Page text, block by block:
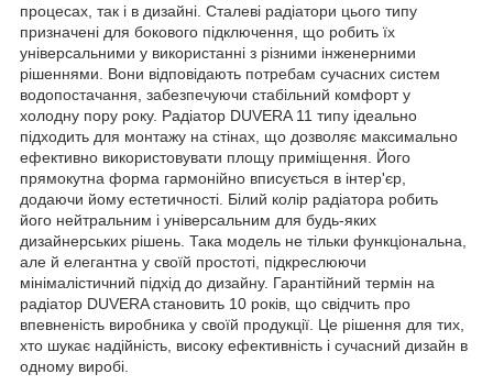
процесах, так і в дизайні. Сталеві радіатори цього типу
призначені для бокового підключення, що робить їх
універсальними у використанні з різними інженерними
рішеннями. Вони відповідають потребам сучасних систем
водопостачання, забезпечуючи стабільний комфорт у
холодну пору року. Радіатор DUVERA 11 типу ідеально
підходить для монтажу на стінах, що дозволяє максимально
ефективно використовувати площу приміщення. Його
прямокутна форма гармонійно вписується в інтер'єр,
додаючи йому естетичності. Білий колір радіатора робить
його нейтральним і універсальним для будь-яких
дизайнерських рішень. Така модель не тільки функціональна,
але й елегантна у своїй простоті, підкреслюючи
мінімалістичний підхід до дизайну. Гарантійний термін на
радіатор DUVERA становить 10 років, що свідчить про
впевненість виробника у своїй продукції. Це рішення для тих,
хто шукає надійність, високу ефективність і сучасний дизайн в
одному виробі.